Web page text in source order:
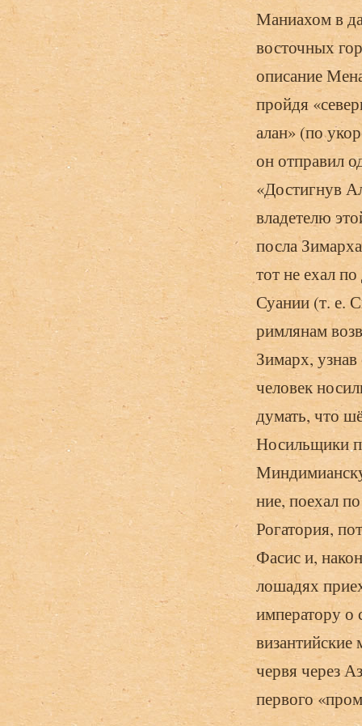
Маниахом в
восточных
описание
пройдя
алан» (по
он отправил
«Достигнув
владетелю
посла
тот не ехал
Суании (т. е.
римлянам
Зимарх,
человек
думать, что
Носильщики
ние, поехал
Рогатория,
Фасис и,
лошадях
императору о
червя через
первого